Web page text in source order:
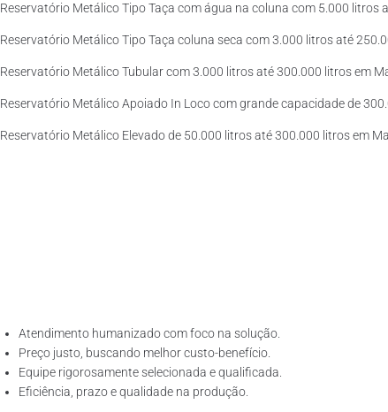
Reservatório Metálico Tipo Taça com água na coluna com 5.000 litros
Reservatório Metálico Tipo Taça coluna seca com 3.000 litros até
Reservatório Metálico Tubular com 3.000 litros até 300.000 litros em
Reservatório Metálico Apoiado In Loco com grande capacidade de
Reservatório Metálico Elevado de 50.000 litros até 300.000 litros em
Atendimento humanizado com foco na solução.
Preço justo, buscando melhor custo-benefício.
Equipe rigorosamente selecionada e qualificada.
Eficiência, prazo e qualidade na produção.